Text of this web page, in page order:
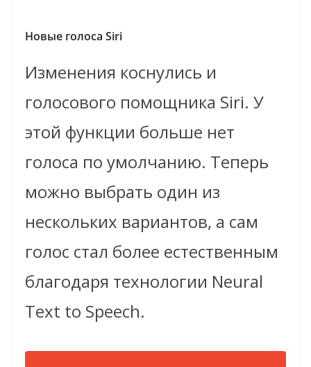
Новые голоса Siri
Изменения коснулись и
голосового помощника Siri. У
этой функции больше нет
голоса по умолчанию. Теперь
можно выбрать один из
нескольких вариантов, а сам
голос стал более естественным
благодаря технологии Neural
Text to Speech.